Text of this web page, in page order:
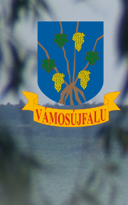
Skip
to
Content